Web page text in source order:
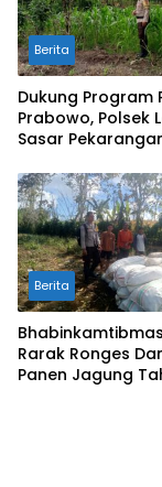
Berita
Dukung Program
Prabowo, Polsek
Sasar
Berita
Rarak Ronges
Panen Jagung